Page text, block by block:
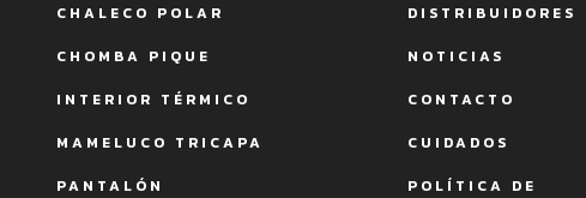
CHALECO POLAR
CHOMBA PIQUE
INTERIOR TÉRMICO
MAMELUCO TRICAPA
PANTALÓN
DISTRIBUIDORES
NOTICIAS
CONTACTO
CUIDADOS
POLÍTICA DE